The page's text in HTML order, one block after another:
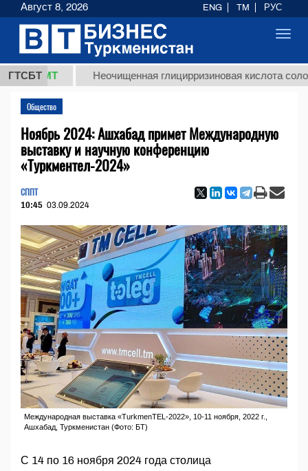
ГТСБТ
ТМТ Неочищенная глицирризиновая кислота
Общество
Ноябрь 2024: Ашхабад примет Международную
выставку и научную конференцию
«Туркментел-2024»
СППТ
10:45 03.09.2024
Международная выставка «TurkmenTEL-2022», 10-11 ноября, 2022 г.,
Ашхабад, Туркменистан (Фото: БТ)
С 14 по 16 ноября 2024 года столица
Август 8, 2026 ENG TM РУС